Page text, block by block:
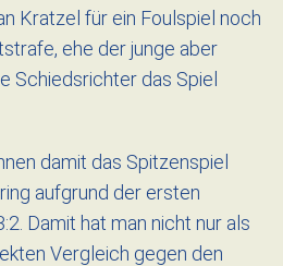
Kratzel für ein Foulspiel noch
ehe der junge aber
Schiedsrichter das Spiel
damit das Spitzenspiel
aufgrund der ersten
Damit hat man nicht nur als
Vergleich gegen den